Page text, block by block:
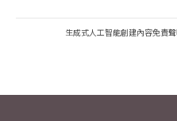
生成式人工智能創建內容免責